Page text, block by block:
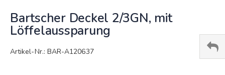
zum
Anfang
der
Bildergalerie
Bartscher Deckel 2/3GN, mit
Löffelaussparung
Artikel-Nr.: BAR-A120637